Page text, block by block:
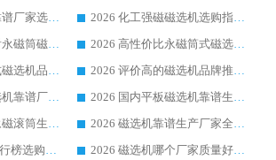
2026 铁矿磁选机靠谱厂家选购指南，领域强者华体会手机网页版-华体会(中国) 铁矿磁选机性价比高
2026 化工强磁磁选机选购指南 5 家行业口碑靠谱厂家领域强者推荐
2026 选矿老板必看永磁筒磁选机推荐 行业头部品牌口碑设备选购全攻略
2026 高性价比永磁筒式磁选机品牌盘点 行业强者口碑实测选购完整指南
2026 高分永磁筒式磁选机品牌推荐 选矿设备强者对比测评采购避坑全攻略
2026 评价高的磁选机品牌推荐选购指南，永磁筒式磁选机设备领域强者全景行业口碑解析
2026 国内平板磁选机靠谱厂家排名 行业实测口碑设备按需选购全指南
2026 国内平板磁选机靠谱生产厂家推荐排名|行业口碑选购指南，领域强者按需选设备
2026 滚筒式除铁永磁滚筒生产厂家推荐排名|行业口碑选购指南，领域强者源头厂商精选
2026 磁选机靠谱生产厂家全梳理 分场景选型行业头部品牌选购参考攻略
2026磁选机公司排行榜选购指南|正规源头厂家推荐，领域强者高性价比靠谱信赖品牌
2026 磁选机哪个厂家质量好？十大靠谱磁电企业排名选购指南